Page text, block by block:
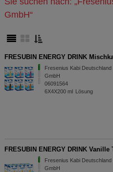
GmbH“
FRESUBIN ENERGY DRINK
Fresenius Kabi Deutschland
GmbH
06091564
6X4X200 ml Lösung
FRESUBIN ENERGY DRINK
Fresenius Kabi Deutschland
GmbH